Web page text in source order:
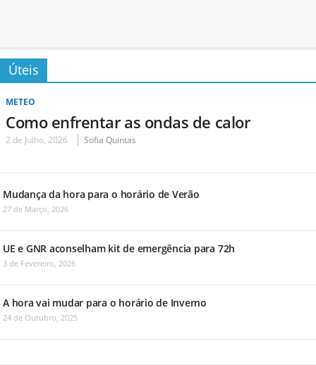
Úteis
METEO
Como enfrentar as ondas de calor
2 de Julho, 2026 Sofia Quintas
Mudança da hora para o horário de Verão
27 de Março, 2026
UE e GNR aconselham kit de emergência para 72h
3 de Fevereiro, 2026
A hora vai mudar para o horário de Inverno
24 de Outubro, 2025